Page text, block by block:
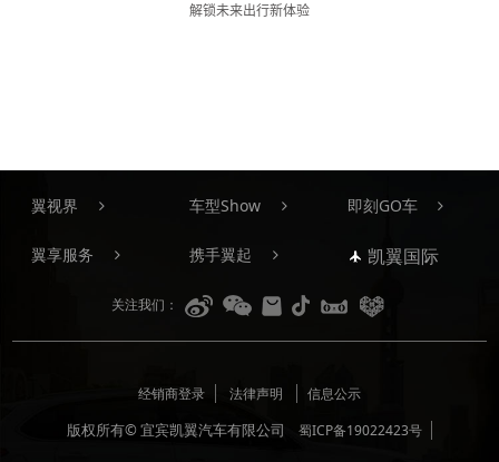
解锁未来出行新体验
翼视界 车型Show 即刻GO车
翼享服务 携手翼起 凯翼国际
关注我们：
经销商登录 法律声明 信息公示
版权所有© 宜宾凯翼汽车有限公司 蜀ICP备19022423号